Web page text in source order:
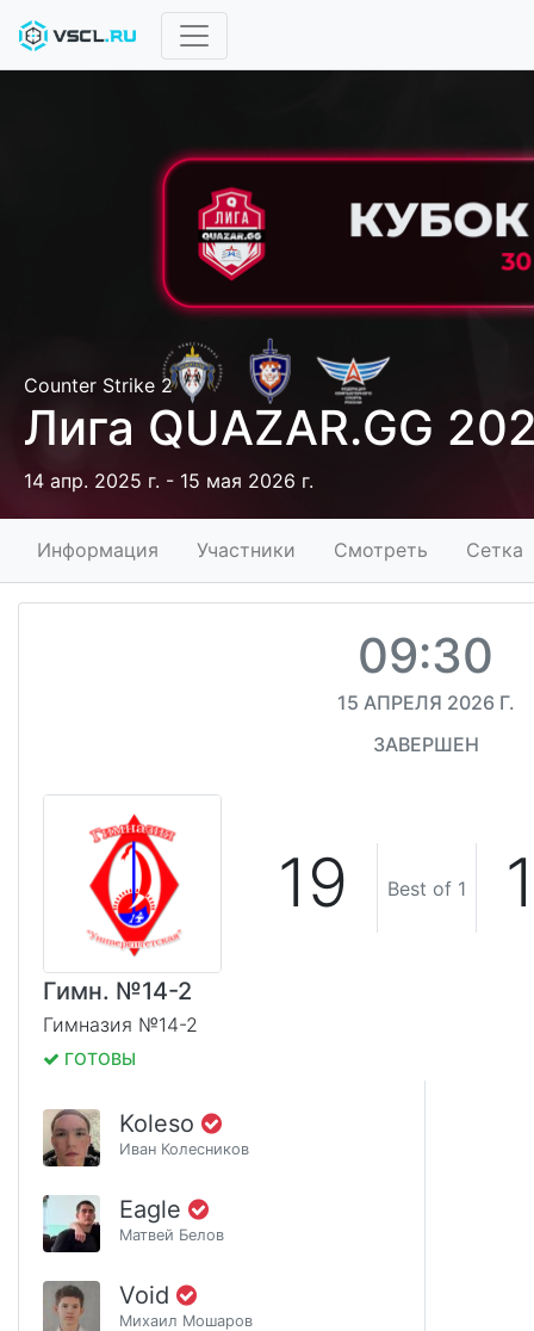
Counter Strike 2
Лига QUAZAR.GG
14 апр. 2025 г. - 15 мая 2026 г.
Информация Участники Смотреть Сетка
09:30
15 АПРЕЛЯ 2026 Г.
ЗАВЕРШЕН
19 Best of 1
Гимн. №14-2
Гимназия №14-2
ГОТОВЫ
Koleso
Иван Колесников
Eagle
Матвей Белов
Void
Михаил Мошаров